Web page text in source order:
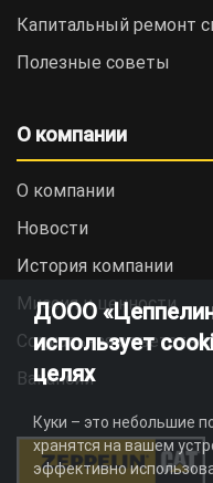
Капитальный ремонт
Полезные советы
О компании
О компании
Новости
История компании
Миссия и ценности
Социальная
Вакансии
ДООО
использует
целях
Куки – это небольшие
хранятся на вашем
эффективно